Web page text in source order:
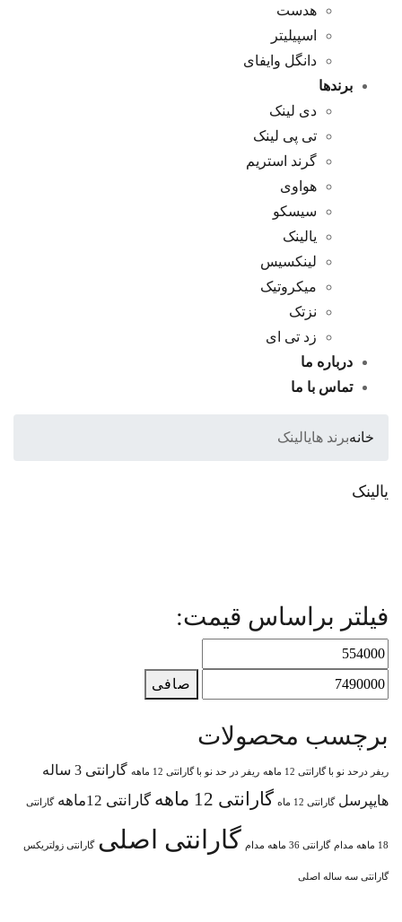
هدست
اسپیلیتر
دانگل وایفای
برندها
دی لینک
تی پی لینک
گرند استریم
هواوی
سیسکو
یالینک
لینکسیس
میکروتیک
نزتک
زد تی ای
درباره ما
تماس با ما
خانهبرند هایالینک
یالینک
فیلتر براساس قیمت:
صافی
برچسب محصولات
ریفر درحد نو با گارانتی 12 ماهه ریفر در حد نو با گارانتی 12 ماهه
گارانتی 3 ساله
هایپرسل گارانتی 12 ماه گارانتی 12 ماهه گارانتی 12ماهه گارانتی
18 ماهه مدام گارانتی 36 ماهه مدام گارانتی اصلی گارانتی زولتریکس
گارانتی سه ساله اصلی